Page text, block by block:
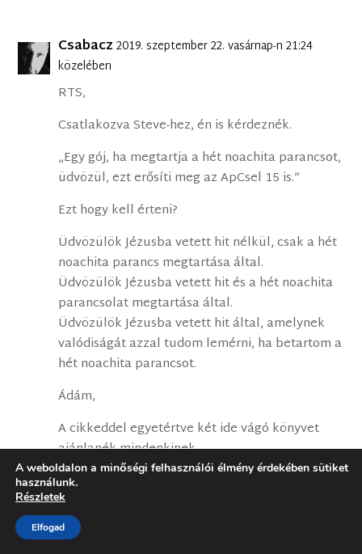
Csabacz 2019. szeptember 22. vasárnap-n 21:24
közelében
RTS,
Csatlakozva Steve-hez, én is kérdeznék.
„Egy gój, ha megtartja a hét noachita parancsot,
üdvözül, ezt erősíti meg az ApCsel 15 is.”
Ezt hogy kell érteni?
Üdvözülök Jézusba vetett hit nélkül, csak a hét
noachita parancs megtartása által.
Üdvözülök Jézusba vetett hit és a hét noachita
parancsolat megtartása által.
Üdvözülök Jézusba vetett hit által, amelynek
valódiságát azzal tudom lemérni, ha betartom a
hét noachita parancsot.
Ádám,
A cikkeddel egyetértve két ide vágó könyvet
ajánlanék mindenkinek.
C. H. Mackintosh – Elmélkedések Mózes 1. 2. 3.
könyvéről
C. H. Mackintosh – Elmélkedések Mózes 4. 5.
könyvéről
A weboldalon a minőségi felhasználói élmény érdekében sütiket
használunk.
Részletek
Elfogad